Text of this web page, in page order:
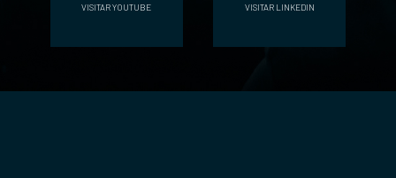
VISITAR YOUTUBE VISITAR LINKEDIN